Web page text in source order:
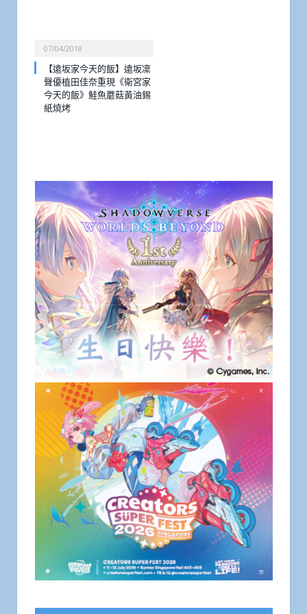
07/04/2018
【遠坂家今天的飯】遠坂凜
聲優植田佳奈重現《衛宮家
今天的飯》鮭魚蘑菇黃油錫
紙燒烤